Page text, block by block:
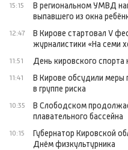
15:15
В региональном УМВД
выпавшего из окна
12:47
В Кирове стартовал V
журналистики «На семи
11:51 День кировского
11:41
В Кирове обсудили
в группе риска
10:35
В Слободском
плавательного бассейна
10:15
Губернатор Кировской
Днём физкультурника